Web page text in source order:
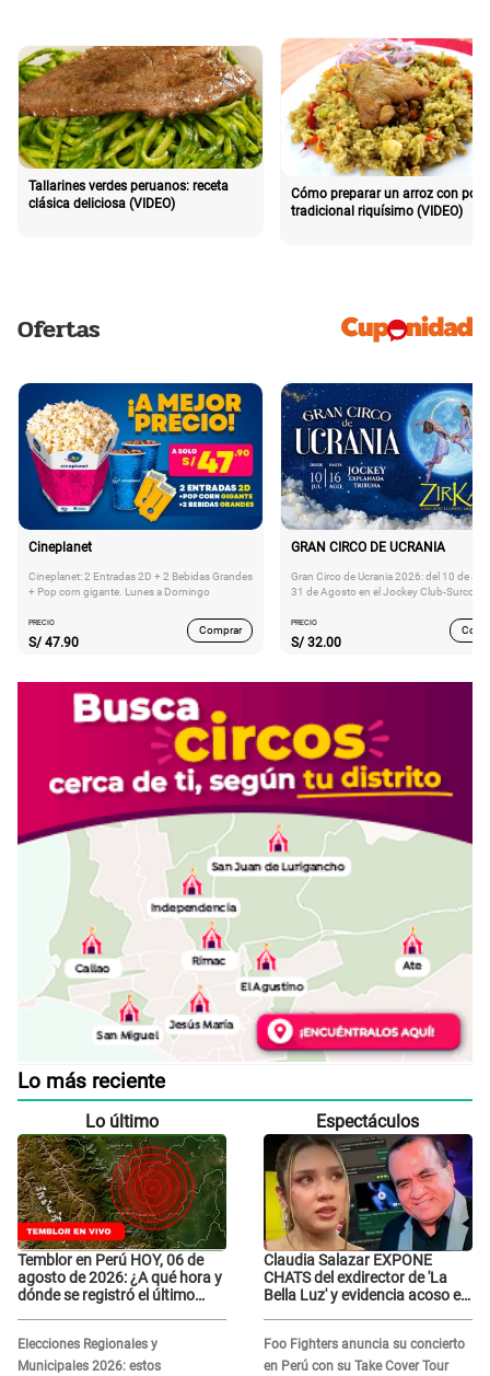
Tallarines verdes peruanos: receta
clásica deliciosa (VIDEO)
Cómo preparar un arroz con pollo
tradicional riquísimo (VIDEO)
Ofertas
Cineplanet
Cineplanet: 2 Entradas 2D + 2 Bebidas Grandes
+ Pop corn gigante. Lunes a Domingo
PRECIO
S/ 47.90
Comprar
GRAN CIRCO DE UCRANIA
Gran Circo de Ucrania 2026: del 10 de
31 de Agosto en el Jockey Club-Surco
PRECIO
S/ 32.00
Lo más reciente
Lo último
Temblor en Perú HOY, 06 de
agosto de 2026: ¿A qué hora y
dónde se registró el último
Elecciones Regionales y
Municipales 2026: estos
Espectáculos
Claudia Salazar EXPONE
CHATS del exdirector de 'La
Bella Luz' y evidencia acoso e
Foo Fighters anuncia su concierto
en Perú con su Take Cover Tour